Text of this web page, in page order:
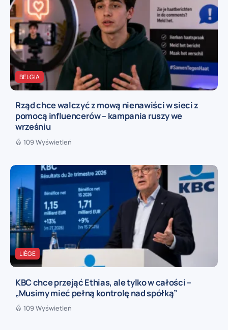
BELGIA
Rząd chce walczyć z mową nienawiści w sieci z
pomocą influencerów – kampania ruszy we
wrześniu
109 Wyświetleń
LIÈGE
KBC chce przejąć Ethias, ale tylko w całości –
„Musimy mieć pełną kontrolę nad spółką”
109 Wyświetleń